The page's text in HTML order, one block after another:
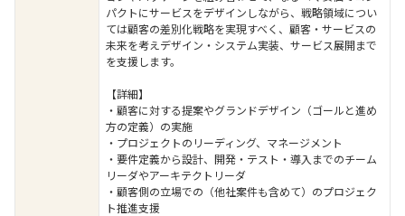
パクトにサービスをデザインしながら、戦略領域につい
ては顧客の差別化戦略を実現すべく、顧客・サービスの
未来を考えデザイン・システム実装、サービス展開まで
を支援します。
【詳細】
・顧客に対する提案やグランドデザイン（ゴールと進め
方の定義）の実施
・プロジェクトのリーディング、マネージメント
・要件定義から設計、開発・テスト・導入までのチーム
リーダやアーキテクトリーダ
・顧客側の立場での（他社案件も含めて）のプロジェク
ト推進支援